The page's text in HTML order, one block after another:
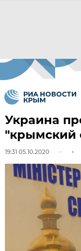
Украина
"крымский
19:31 05.10.2020